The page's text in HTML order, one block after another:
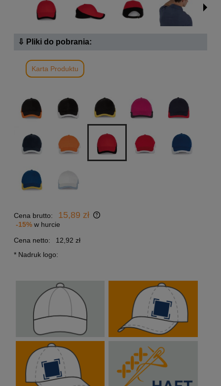
⇩ Pliki do pobrania:
Karta Produktu
Cena brutto: 15,89 zł
-15% w hurcie
Cena netto:
12,92 zł
* Nadruk logo: